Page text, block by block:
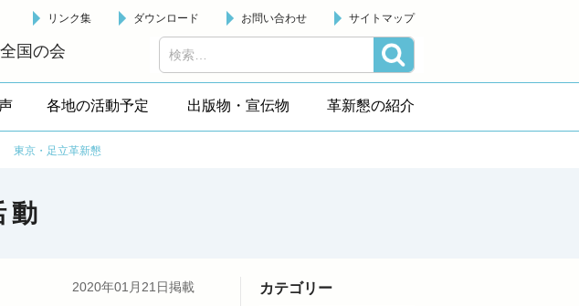
国の会
リンク集 ダウンロード お問い合わせ サイトマップ
各地の活動予定 出版物・宣伝物 革新懇の紹介
東京・足立革新懇
動
2020年01月21日掲載 カテゴリー